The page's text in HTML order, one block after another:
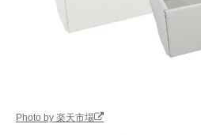
Photo by 楽天市場